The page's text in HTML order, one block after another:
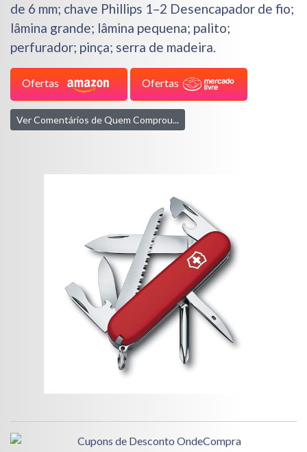
de 6 mm; chave Phillips 1–2 Desencapador de fio;
lâmina grande; lâmina pequena; palito;
perfurador; pinça; serra de madeira.
Ofertas Ofertas
Ver Comentários de Quem Comprou...